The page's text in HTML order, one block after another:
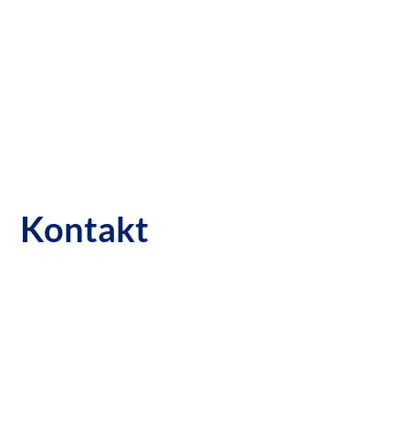
Kontakt